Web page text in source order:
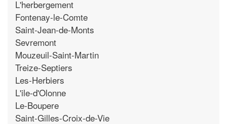
L'herbergement
Fontenay-le-Comte
Saint-Jean-de-Monts
Sevremont
Mouzeuil-Saint-Martin
Treize-Septiers
Les-Herbiers
L'ile-d'Olonne
Le-Boupere
Saint-Gilles-Croix-de-Vie